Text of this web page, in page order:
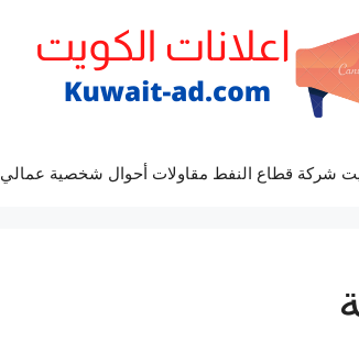
شركة قطاع النفط مقاولات أحوال شخصية عمالي